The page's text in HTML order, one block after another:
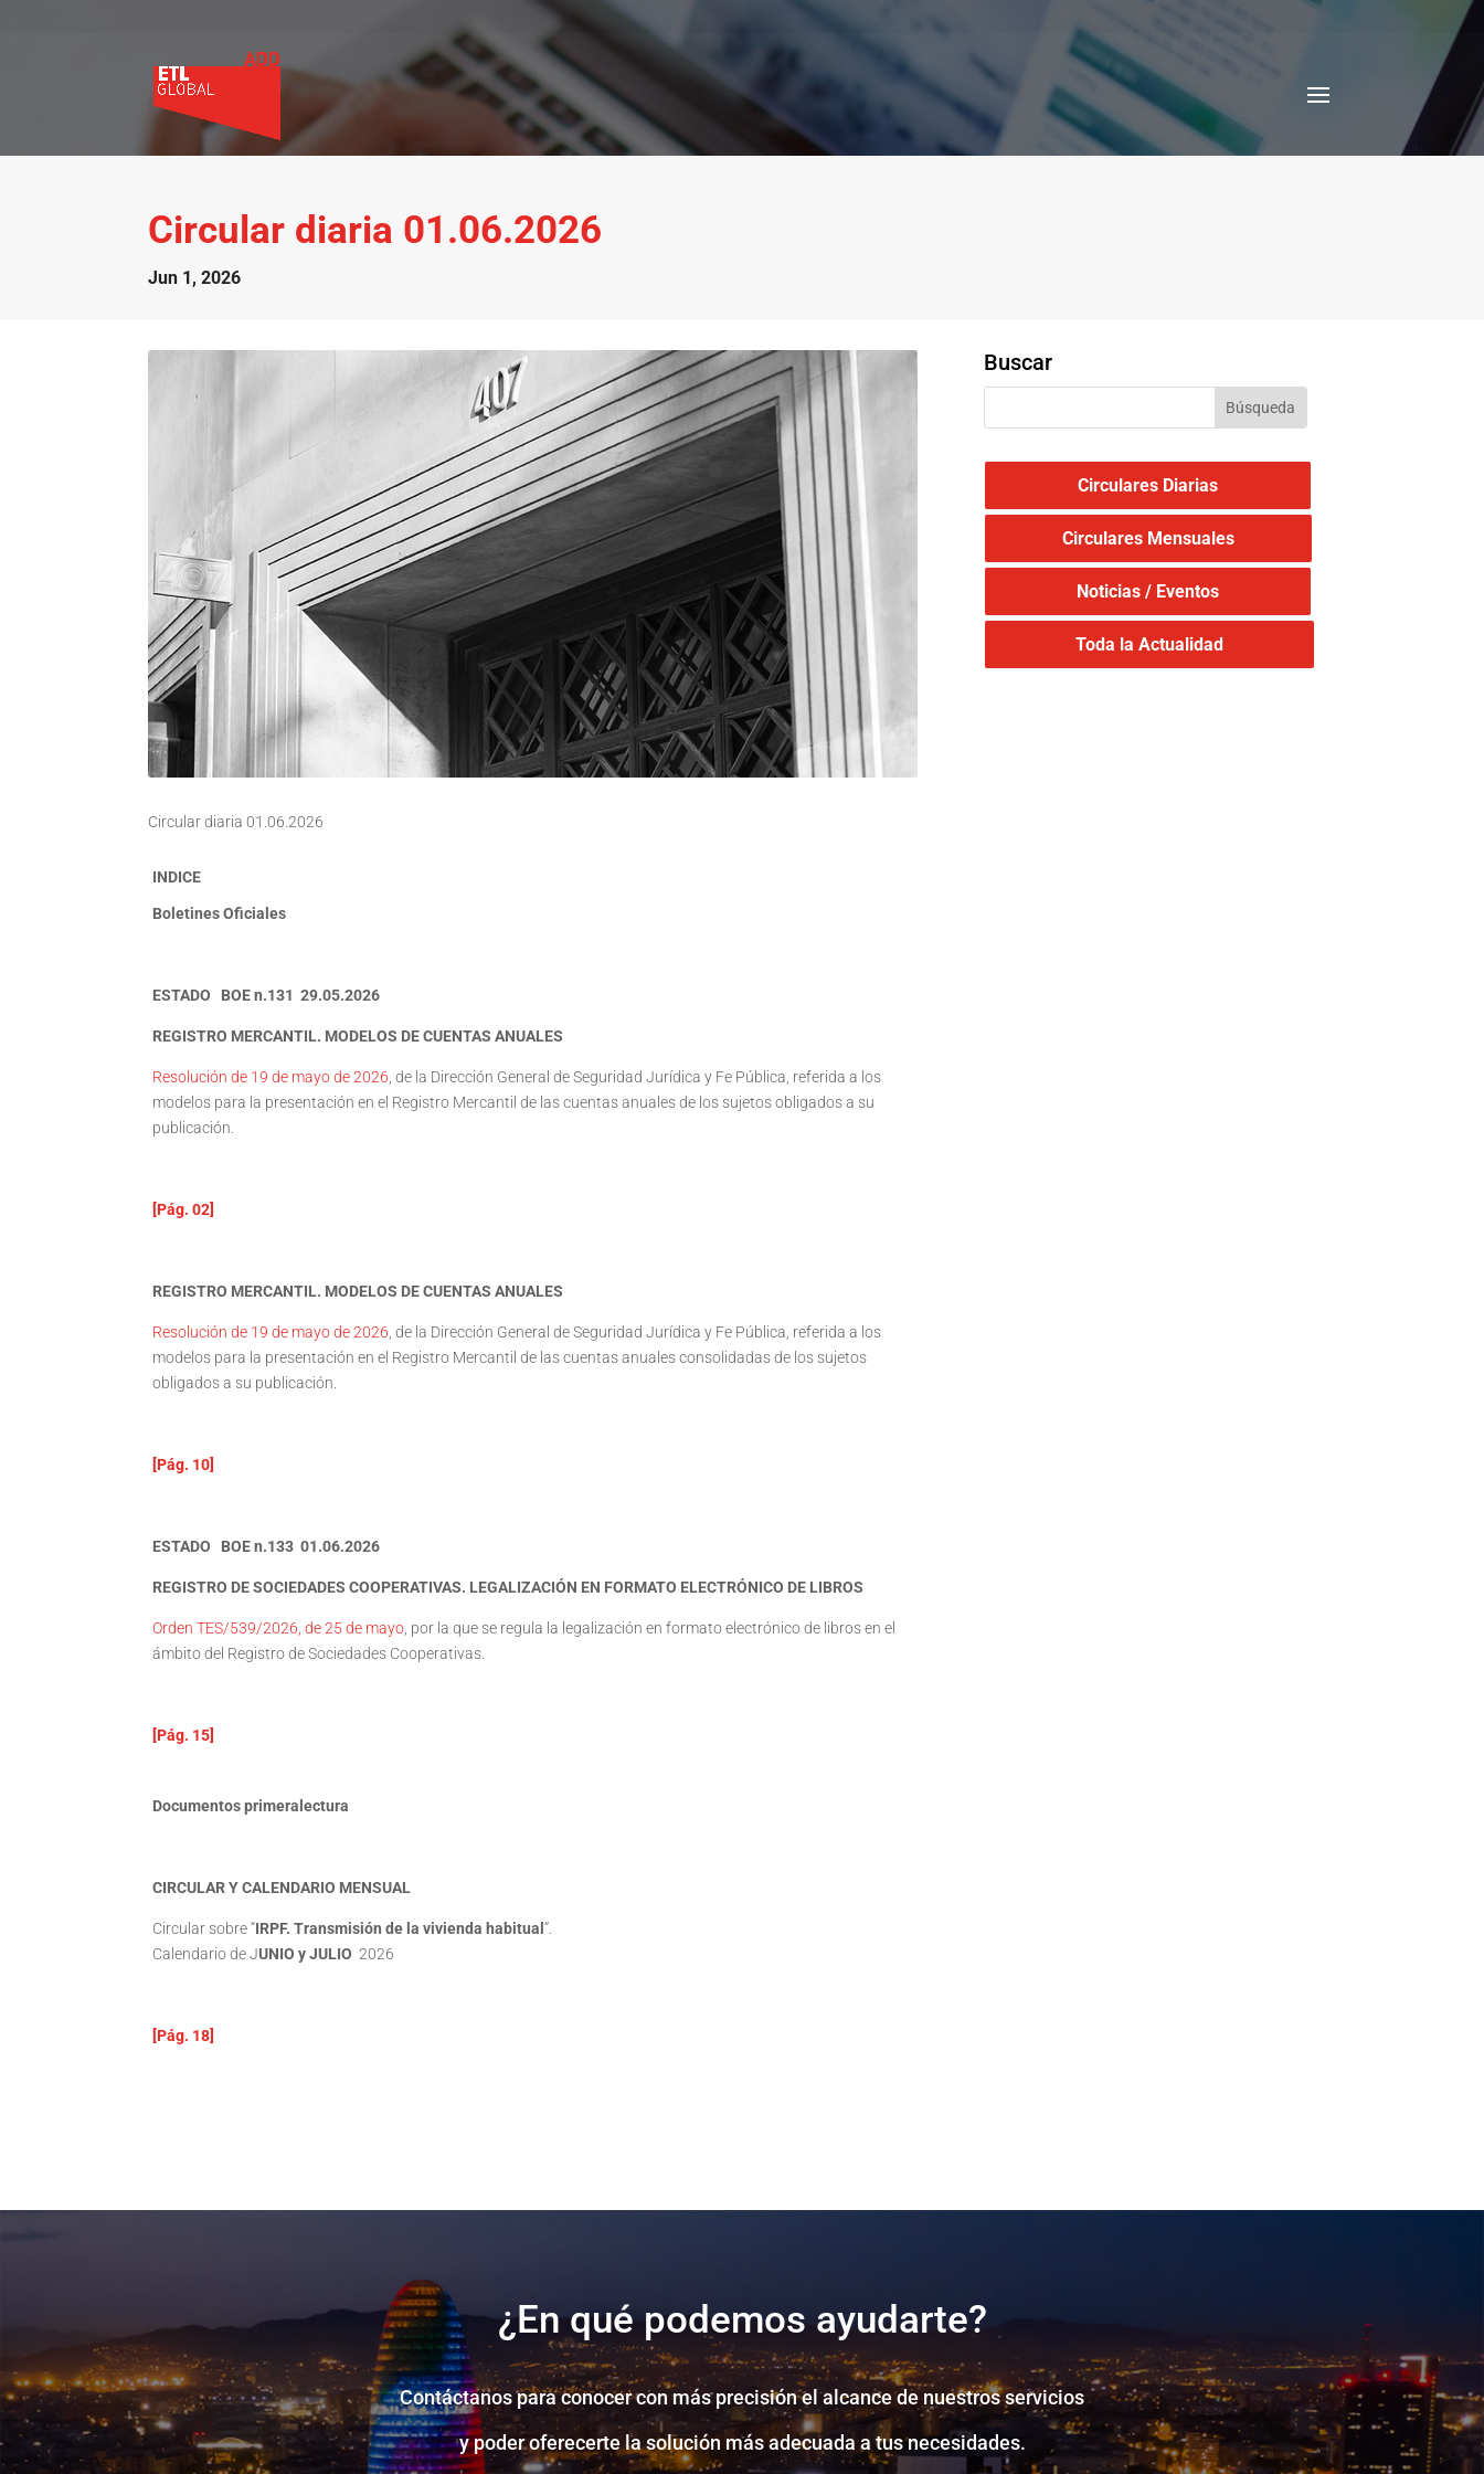
Circular diaria 01.06.2026
Jun 1, 2026
Circular diaria 01.06.2026
INDICE
Boletines Oficiales
ESTADO BOE n.131 29.05.2026
REGISTRO MERCANTIL. MODELOS DE CUENTAS ANUALES
Resolución de 19 de mayo de 2026, de la Dirección General de Seguridad Jurídica y Fe Pública, referida a los
modelos para la presentación en el Registro Mercantil de las cuentas anuales de los sujetos obligados a su
publicación.
[Pág. 02]
REGISTRO MERCANTIL. MODELOS DE CUENTAS ANUALES
Resolución de 19 de mayo de 2026, de la Dirección General de Seguridad Jurídica y Fe Pública, referida a los
modelos para la presentación en el Registro Mercantil de las cuentas anuales consolidadas de los sujetos
obligados a su publicación.
[Pág. 10]
ESTADO BOE n.133 01.06.2026
REGISTRO DE SOCIEDADES COOPERATIVAS. LEGALIZACIÓN EN FORMATO ELECTRÓNICO DE LIBROS
Orden TES/539/2026, de 25 de mayo, por la que se regula la legalización en formato electrónico de libros en el
ámbito del Registro de Sociedades Cooperativas.
[Pág. 15]
Documentos primeralectura
CIRCULAR Y CALENDARIO MENSUAL
Circular sobre “IRPF. Transmisión de la vivienda habitual”.
Calendario de JUNIO y JULIO 2026
[Pág. 18]
Buscar
Circulares Diarias
Circulares Mensuales
Noticias / Eventos
Toda la Actualidad
¿En qué podemos ayudarte?
Contáctanos para conocer con más precisión el alcance de nuestros servicios
y poder oferecerte la solución más adecuada a tus necesidades.